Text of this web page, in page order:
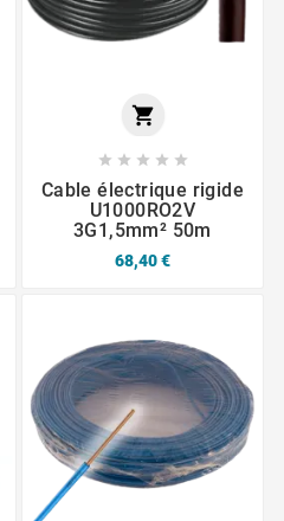

    
Cable électrique rigide
U1000RO2V
3G1,5mm² 50m
68,40 €